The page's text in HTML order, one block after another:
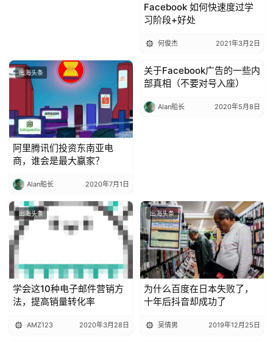
案
例
操
盘
手
C
l
u
b
干
货
精
选
Facebook 如何快速度过学
习阶段+好处
何俊杰 2021年3月2日
出海头条
阿里腾讯们投资东南亚电
商，谁会是最大赢家？
Alan船长 2020年7月1日
出海头条
关于Facebook广告的一些内
部真相（不要对号入座）
Alan船长 2020年5月8日
出海头条
学会这10种电子邮件营销方
法，提高销量转化率
AMZ123 2020年3月28日
出海头条
为什么百度在日本失败了，
十年后抖音却成功了
吴倩男 2019年12月25日